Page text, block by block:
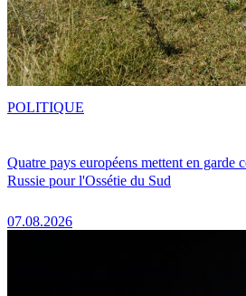
Quatre pays européens mettent en garde
Russie pour l'Ossétie du Sud
07.08.2026
POLITIQUE